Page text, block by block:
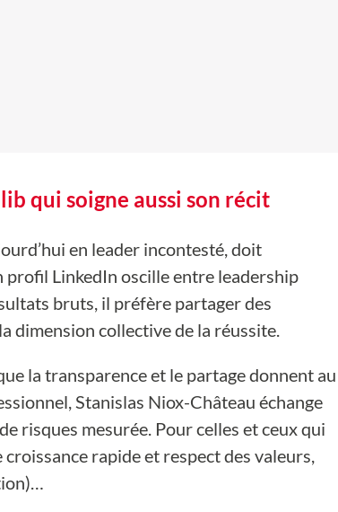
qui soigne aussi son récit
en leader incontesté, doit
profil LinkedIn oscille entre leadership
bruts, il préfère partager des
dimension collective de la réussite.
la transparence et le partage donnent au
Stanislas Niox-Château échange
risques mesurée. Pour celles et ceux qui
rapide et respect des valeurs,